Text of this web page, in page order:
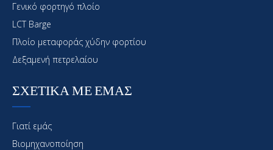
Γενικό φορτηγό πλοίο
LCT Barge
Πλοίο μεταφοράς χύδην φορτίου
Δεξαμενή πετρελαίου
ΣΧΕΤΙΚΑ ΜΕ ΕΜΑΣ
Γιατί εμάς
Βιομηχανοποίηση